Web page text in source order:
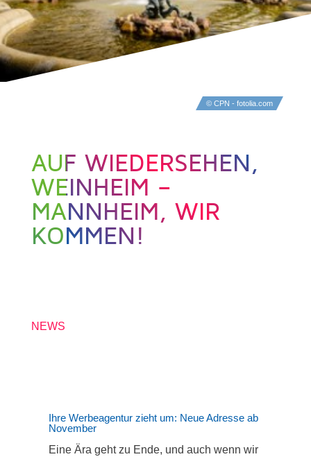
© CPN - fotolia.com
AUF WIEDERSEHEN,
WEINHEIM –
MANNHEIM, WIR
KOMMEN!
NEWS
Ihre Werbeagentur zieht um: Neue Adresse ab
November
Eine Ära geht zu Ende, und auch wenn wir